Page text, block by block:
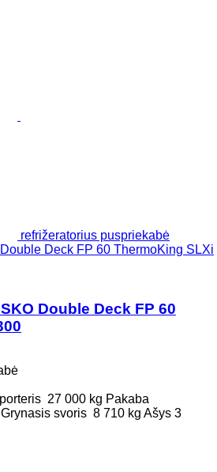
refrižeratorius puspriekabė
Deck FP 60 ThermoKing SLXi
Double Deck FP 60
27 000 kg Pakaba
Grynasis svoris 8 710 kg Ašys 3